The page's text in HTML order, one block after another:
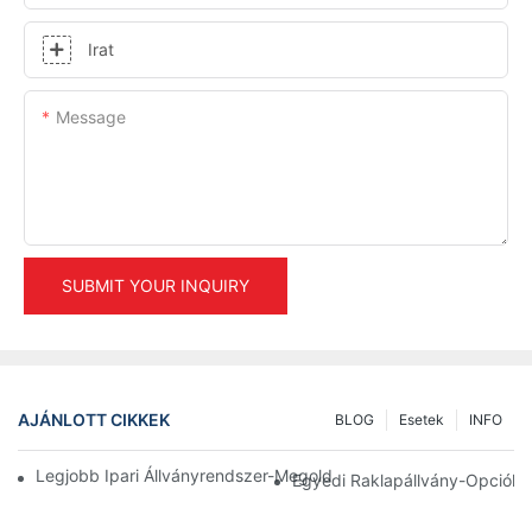
Irat
Message
SUBMIT YOUR INQUIRY
AJÁNLOTT CIKKEK INFO
Esetek
BLOG
Legjobb Ipari Állványrendszer-Megoldások A Hatékony
Egyedi Raklapállvány-